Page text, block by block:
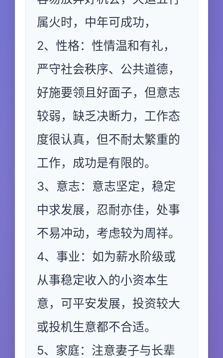
属火时，中年可成功，
2、性格：性情温和有礼，
严守社会秩序、公共道德，
好施要领且好面子，但意志
较弱，缺乏决断力，工作态
度很认真，但不耐太繁重的
工作，成功是有限的。
3、意志：意志坚定，稳定
中求发展，忍耐亦佳，处事
不易冲动，考虑较为周祥。
4、事业：如为薪水阶级或
从事稳定收入的小资本生
意，可平安发展，投资较大
或投机生意都不合适。
5、家庭：注意妻子与长辈